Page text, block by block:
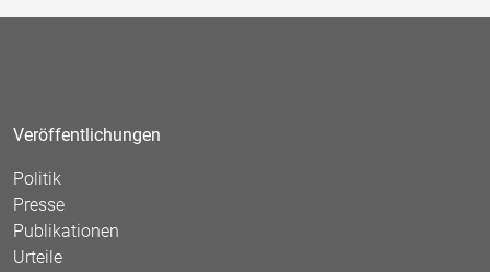
Veröffentlichungen
Politik
Presse
Publikationen
Urteile